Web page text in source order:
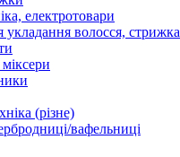
електротовари
волосся, стрижка
(різне)
вафельниці